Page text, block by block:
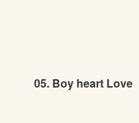
05. Boy heart Love